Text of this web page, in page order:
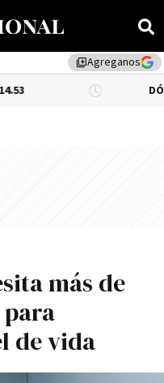
library_addAgreganos
DÓLAR BNA
más de
para
de vida